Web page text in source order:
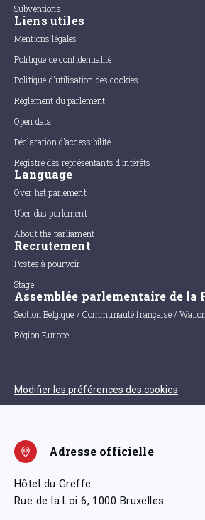
Subventions
Liens utiles
Mentions légales
Politique de confidentialité
Politique d'utilisation des cookies
Règlement du parlement
Open data
Déclaration d'accessibilité
Registre des représentants d'intérêts
Language
Over het parlement
Uber das parlement
About the parliament
Recrutement
Postes à pourvoir
Stage
Assemblée parlementaire de la
Section Belgique / Communauté française /
Région Europe
Modifier les préférences des cookies
Adresse officielle
Hôtel du Greffe
Rue de la Loi 6, 1000 Bruxelles